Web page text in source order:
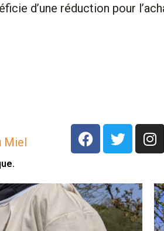
d’une réduction pour
F
a
b
o
o
T
w
t
e
r
I
n
a
g
r